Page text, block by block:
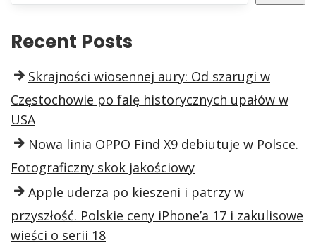
Recent Posts
Skrajności wiosennej aury: Od szarugi w
Częstochowie po falę historycznych upałów w
USA
Nowa linia OPPO Find X9 debiutuje w Polsce.
Fotograficzny skok jakościowy
Apple uderza po kieszeni i patrzy w
przyszłość. Polskie ceny iPhone’a 17 i zakulisowe
wieści o serii 18